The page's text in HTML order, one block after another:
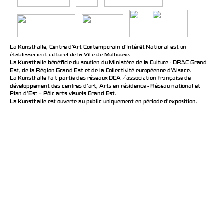
La Kunsthalle, Centre d’Art Contemporain d’Intérêt National est un
établissement culturel de la Ville de Mulhouse.
La Kunsthalle bénéficie du soutien du Ministère de la Culture - DRAC Grand
Est, de la Région Grand Est et de la Collectivité européenne d’Alsace.
La Kunsthalle fait partie des réseaux DCA / association française de
développement des centres d'art, Arts en résidence - Réseau national et
Plan d’Est – Pôle arts visuels Grand Est.
La Kunsthalle est ouverte au public uniquement en période d'exposition.